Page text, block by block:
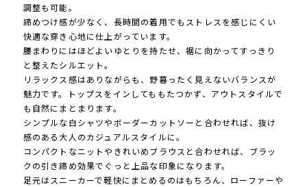
調整も可能。
締めつけ感が少なく、長時間の着用でもストレスを感じにくい
快適な穿き心地に仕上がっています。
腰まわりにはほどよいゆとりを持たせ、裾に向かってすっきり
と整えたシルエット。
リラックス感はありながらも、野暮ったく見えないバランスが
魅力です。トップスをインしてももたつかず、アウトスタイルで
も自然にまとまります。
シンプルな白シャツやボーダーカットソーと合わせれば、抜け
感のある大人のカジュアルスタイルに。
コンパクトなニットやきれいめブラウスと合わせれば、ブラッ
クの引き締め効果でぐっと上品な印象になります。
足元はスニーカーで軽快にまとめるのはもちろん、ローファーや